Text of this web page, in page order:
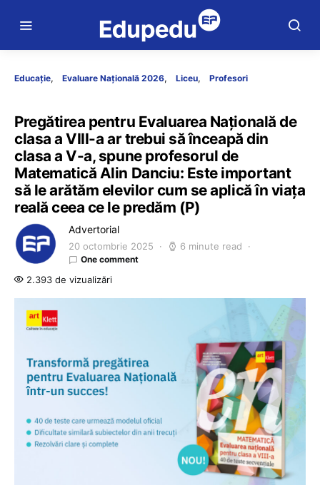
Educație Evaluare Națională 2026 Liceu Profesori
Pregătirea pentru Evaluarea Națională de
clasa a VIII-a ar trebui să înceapă din
clasa a V-a, spune profesorul de
Matematică Alin Danciu: Este important
să le arătăm elevilor cum se aplică în viața
reală ceea ce le predăm (P)
Advertorial
20 octombrie 2025 6 minute read
One comment
2.393 de vizualizări